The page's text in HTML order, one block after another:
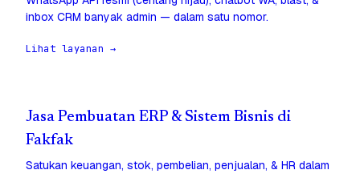
inbox CRM banyak admin — dalam satu nomor.
Lihat layanan →
Jasa Pembuatan ERP & Sistem Bisnis di
Fakfak
Satukan keuangan, stok, pembelian, penjualan, & HR dalam